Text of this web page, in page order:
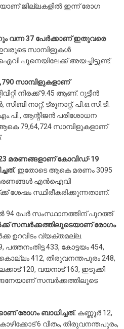
ജില്ലകളില്‍ ഇന്ന് രോഗ
വന്ന 37 പേര്‍ക്കാണ് ഇതുവരെ
സാമ്പിളുകള്‍
പൂനെയിലേക്ക് അയച്ചിട്ടുണ്ട്.
സാമ്പിളുകളാണ്
നിരക്ക് 9.45 ആണ്. റുട്ടീന്‍
നാറ്റ്, ട്രൂനാറ്റ്, പി.ഒ.സി.ടി.
ആന്റിജന്‍ പരിശോധന
79,64,724 സാമ്പിളുകളാണ്
മരണങ്ങളാണ് കോവിഡ്-19
ഇതോടെ ആകെ മരണം 3095
മരണങ്ങള്‍ എന്‍ഐവി
ശേഷം സ്ഥിരീകരിക്കുന്നതാണ്.
94 പേര്‍ സംസ്ഥാനത്തിന് പുറത്ത്
സമ്പര്‍ക്കത്തിലൂടെയാണ് രോഗം
ഉറവിടം വ്യക്തമല്ല.
433, കോട്ടയം 454,
412, തിരുവനന്തപുരം 248,
120, വയനാട് 163, ഇടുക്കി
സമ്പര്‍ക്കത്തിലൂടെ
രോഗം ബാധിച്ചത്.കണ്ണൂര്‍ 12,
6 വീതം, തിരുവനന്തപുരം,